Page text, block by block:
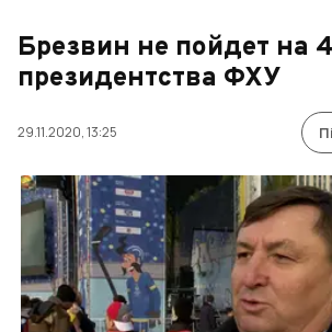
Брезвин не пойдет на
президентства ФХУ
29.11.2020, 13:25